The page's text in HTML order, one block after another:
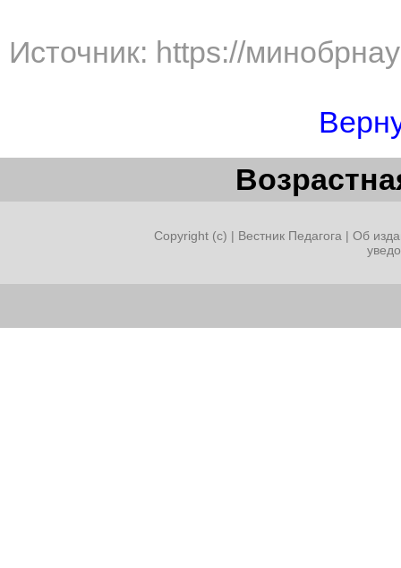
Источник: https://
Copyright (c) | Вестник Педагога | Об